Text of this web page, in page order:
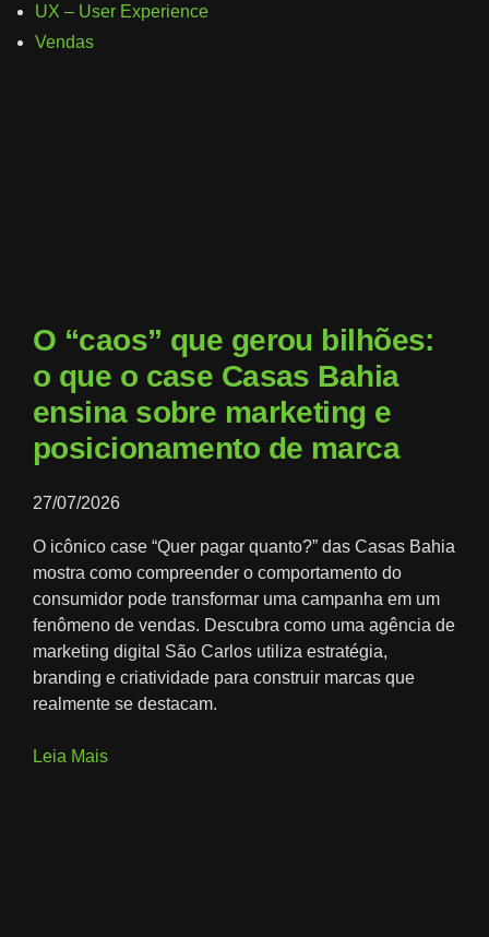
UX – User Experience
Vendas
O “caos” que gerou bilhões:
o que o case Casas Bahia
ensina sobre marketing e
posicionamento de marca
27/07/2026
O icônico case “Quer pagar quanto?” das Casas Bahia
mostra como compreender o comportamento do
consumidor pode transformar uma campanha em um
fenômeno de vendas. Descubra como uma agência de
marketing digital São Carlos utiliza estratégia,
branding e criatividade para construir marcas que
realmente se destacam.
Leia Mais